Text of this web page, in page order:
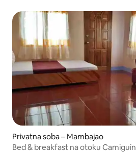
Privatna soba – Mambajao
Bed & breakfast na otoku Camiguin